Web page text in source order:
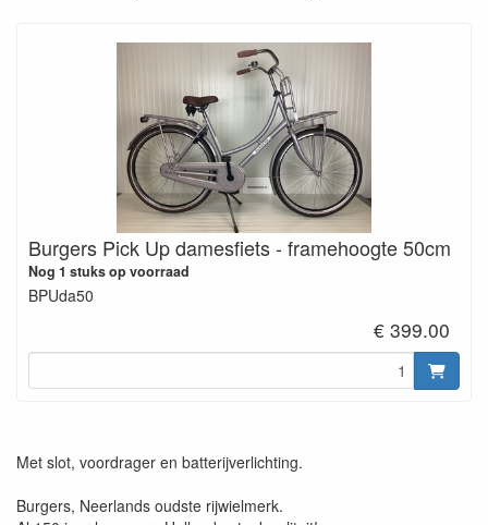
Burgers Pick Up damesfiets - framehoogte 50cm
Nog 1 stuks op voorraad
BPUda50
€ 399.00
Met slot, voordrager en batterijverlichting.
Burgers, Neerlands oudste rijwielmerk.